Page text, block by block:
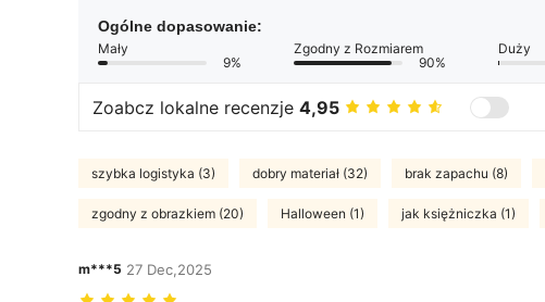
Ogólne dopasowanie:
Mały
9%
Zgodny z Rozmiarem
90%
Duży
Zoabcz lokalne recenzje 4,95
szybka logistyka (3) dobry materiał (32) brak zapachu (8)
zgodny z obrazkiem (20) Halloween (1) jak księżniczka (1)
m***5 27 Dec,2025